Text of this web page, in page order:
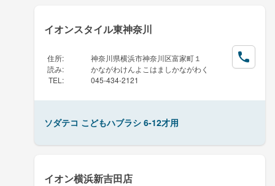
イオンスタイル東神奈川
住所:
神奈川県横浜市神奈川区富家町１
読み:
かながわけんよこはましかながわく
TEL : 045-434-2121
ソダテコ こどもハブラシ 6-12才用
イオン横浜新吉田店